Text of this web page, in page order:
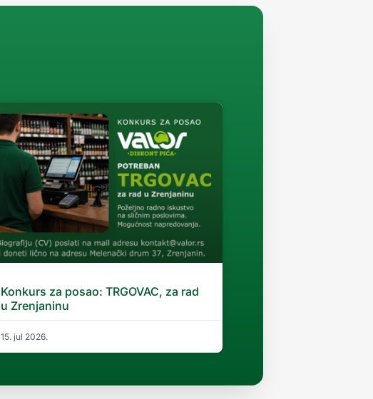
Konkurs za posao: TRGOVAC, za rad
u Zrenjaninu
15. jul 2026.